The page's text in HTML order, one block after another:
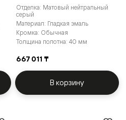
Отделка: Матовый нейтральный
серый
Материал: Гладкая эмаль
Кромка: Обычная
Толщина полотна: 40 мм
667 011 ₸
В корзину